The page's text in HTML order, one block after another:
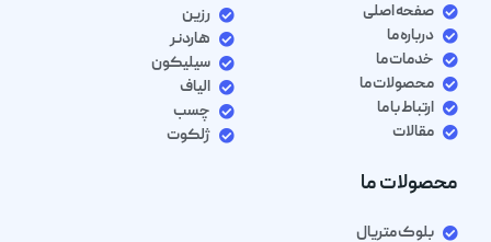
صفحه اصلی
درباره ما
خدمات ما
محصولات ما
ارتباط با ما
مقالات
رزین
هاردنر
سیلیکون
الیاف
چسب
ژلکوت
محصولات ما
بلوک متریال